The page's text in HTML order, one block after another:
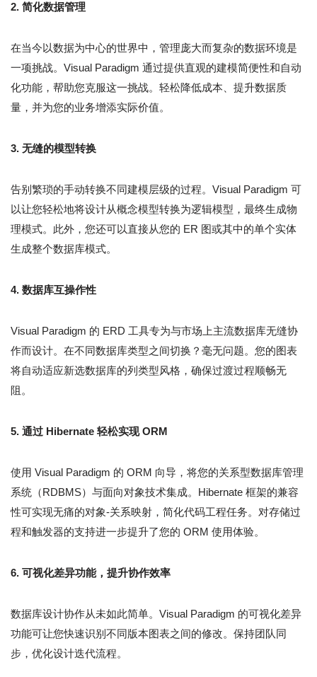
2. 简化数据管理
在当今以数据为中心的世界中，管理庞大而复杂的数据环境是
一项挑战。Visual Paradigm 通过提供直观的建模简便性和自动
化功能，帮助您克服这一挑战。轻松降低成本、提升数据质
量，并为您的业务增添实际价值。
3. 无缝的模型转换
告别繁琐的手动转换不同建模层级的过程。Visual Paradigm 可
以让您轻松地将设计从概念模型转换为逻辑模型，最终生成物
理模式。此外，您还可以直接从您的 ER 图或其中的单个实体
生成整个数据库模式。
4. 数据库互操作性
Visual Paradigm 的 ERD 工具专为与市场上主流数据库无缝协
作而设计。在不同数据库类型之间切换？毫无问题。您的图表
将自动适应新选数据库的列类型风格，确保过渡过程顺畅无
阻。
5. 通过 Hibernate 轻松实现 ORM
使用 Visual Paradigm 的 ORM 向导，将您的关系型数据库管理
系统（RDBMS）与面向对象技术集成。Hibernate 框架的兼容
性可实现无痛的对象-关系映射，简化代码工程任务。对存储过
程和触发器的支持进一步提升了您的 ORM 使用体验。
6. 可视化差异功能，提升协作效率
数据库设计协作从未如此简单。Visual Paradigm 的可视化差异
功能可让您快速识别不同版本图表之间的修改。保持团队同
步，优化设计迭代流程。